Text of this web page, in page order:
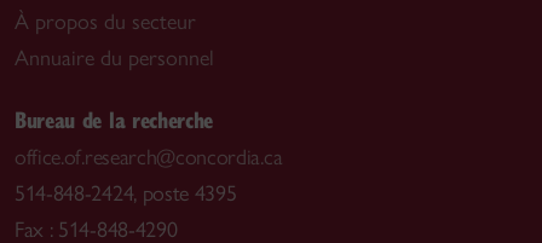
À propos du secteur
Annuaire du personnel
Bureau de la recherche
office.of.research@concordia.ca
514-848-2424, poste 4395
Fax : 514-848-4290